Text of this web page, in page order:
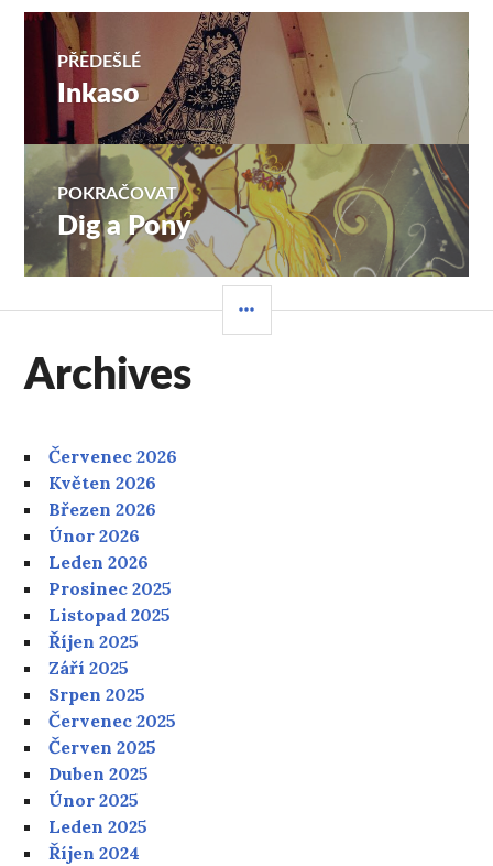
Navigace
pro
příspěvek
PŘEDEŠLÉ
Předchozí
příspěvek:
Inkaso
POKRAČOVAT
Následující
příspěvek:
Dig a Pony
PANEL
Archives
Červenec 2026
Květen 2026
Březen 2026
Únor 2026
Leden 2026
Prosinec 2025
Listopad 2025
Říjen 2025
Září 2025
Srpen 2025
Červenec 2025
Červen 2025
Duben 2025
Únor 2025
Leden 2025
Říjen 2024